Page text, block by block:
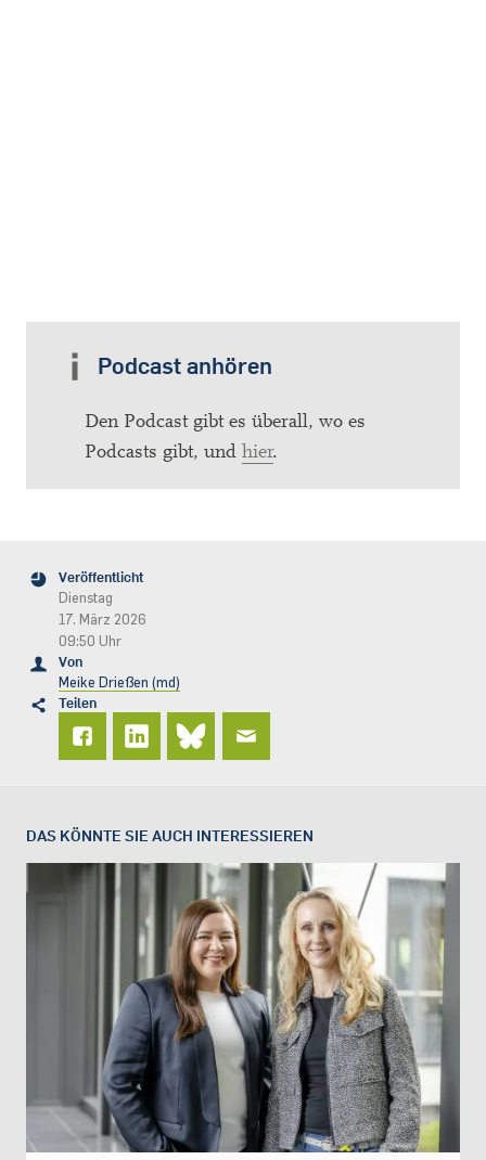
Podcast anhören
Den Podcast gibt es überall, wo es
Podcasts gibt, und hier.
Veröffentlicht
Dienstag
17. März 2026
09:50 Uhr
Von
Meike Drießen (md)
Teilen
DAS KÖNNTE SIE AUCH INTERESSIEREN